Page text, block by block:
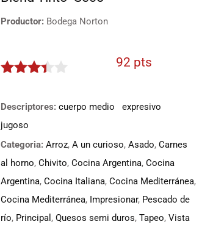
Productor: Bodega Norton
92 pts
Descriptores: cuerpo medio
expresivo
jugoso
Categoria: Arroz, A un curioso, Asado, Carnes
al horno, Chivito, Cocina Argentina, Cocina
Argentina, Cocina Italiana, Cocina Mediterránea,
Cocina Mediterránea, Impresionar, Pescado de
río, Principal , Quesos semi duros, Tapeo, Vista